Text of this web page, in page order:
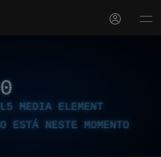
MEDIA ELEMENT
ESTÁ NESTE MOMENTO